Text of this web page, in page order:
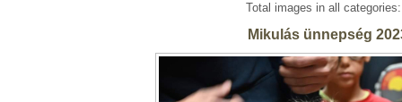
Total images in all
Mikulás ünnepség